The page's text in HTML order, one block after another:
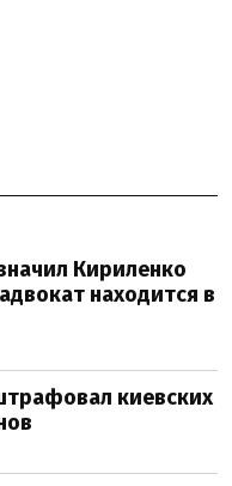
Кириленко
находится в
киевских